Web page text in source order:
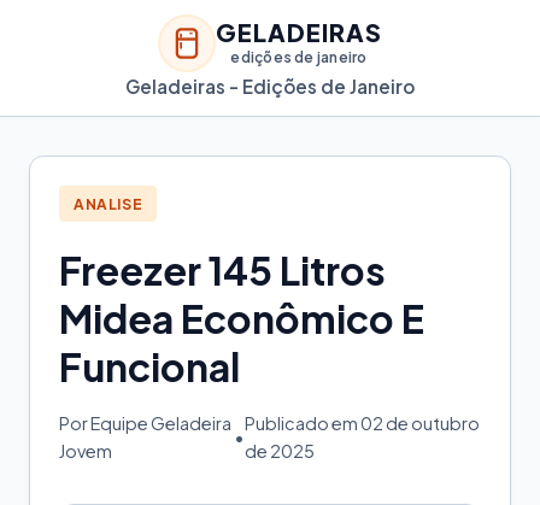
GELADEIRAS
edições de janeiro
Geladeiras - Edições de Janeiro
ANALISE
Freezer 145 Litros
Midea Econômico E
Funcional
Por Equipe Geladeira
Jovem
•
Publicado em 02 de outubro
de 2025